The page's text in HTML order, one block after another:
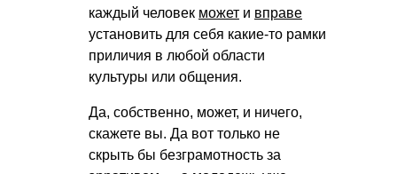
каждый человек может и вправе
установить для себя какие-то рамки
приличия в любой области
культуры или общения.
Да, собственно, может, и ничего,
скажете вы. Да вот только не
скрыть бы безграмотность за